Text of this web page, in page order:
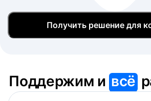
Получить решение для
Поддержим ивсё